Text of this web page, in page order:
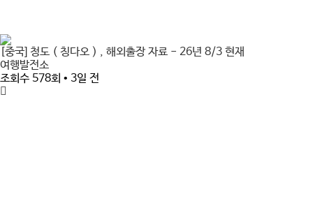
[중국] 청도 ( 칭다오 ) , 해외출장 자료 - 26년 8/3 현재
여행발전소
조회수 578회 • 3일 전